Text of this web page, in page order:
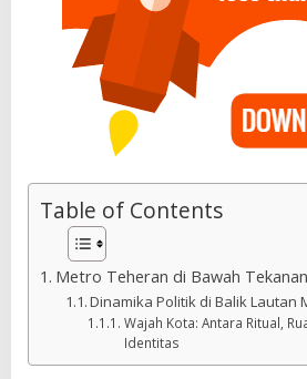
Table of Contents
Metro Teheran di Bawah
Dinamika Politik di Balik Lautan
Wajah Kota: Antara Ritual,
Identitas